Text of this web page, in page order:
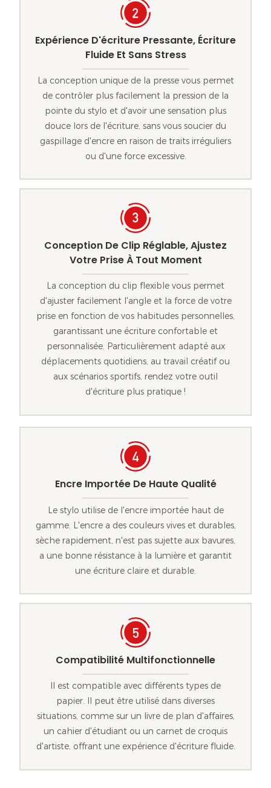
Expérience D'écriture Pressante, Écriture
Fluide Et Sans Stress
La conception unique de la presse vous permet
de contrôler plus facilement la pression de la
pointe du stylo et d'avoir une sensation plus
douce lors de l'écriture, sans vous soucier du
gaspillage d'encre en raison de traits irréguliers
ou d'une force excessive.
Conception De Clip Réglable, Ajustez
Votre Prise À Tout Moment
La conception du clip flexible vous permet
d'ajuster facilement l'angle et la force de votre
prise en fonction de vos habitudes personnelles,
garantissant une écriture confortable et
personnalisée. Particulièrement adapté aux
déplacements quotidiens, au travail créatif ou
aux scénarios sportifs, rendez votre outil
d'écriture plus pratique !
Encre Importée De Haute Qualité
Le stylo utilise de l'encre importée haut de
gamme. L'encre a des couleurs vives et durables,
sèche rapidement, n'est pas sujette aux bavures,
a une bonne résistance à la lumière et garantit
une écriture claire et durable.
Compatibilité Multifonctionnelle
Il est compatible avec différents types de
papier. Il peut être utilisé dans diverses
situations, comme sur un livre de plan d'affaires,
un cahier d'étudiant ou un carnet de croquis
d'artiste, offrant une expérience d'écriture fluide.